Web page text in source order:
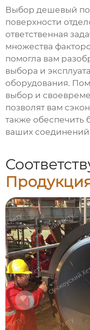
Выбордешевый
поверхности
ответственная
множества
помогла вам
выбора и
оборудования.
выбор и
позволят вам
также обеспечить
ваших